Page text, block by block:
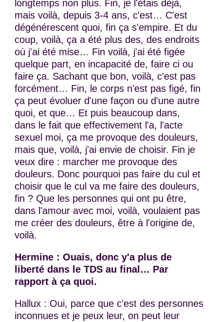
longtemps non plus. Fin, je l'étais déjà,
mais voilà, depuis 3-4 ans, c'est… C'est
dégénérescent quoi, fin ça s'empire. Et du
coup, voilà, ça a été plus des, des endroits
où j'ai été mise… Fin voilà, j'ai été figée
quelque part, en incapacité de, faire ci ou
faire ça. Sachant que bon, voilà, c'est pas
forcément… Fin, le corps n'est pas figé, fin
ça peut évoluer d'une façon ou d'une autre
quoi, et que… Et puis beaucoup dans,
dans le fait que effectivement l'a, l'acte
sexuel moi, ça me provoque des douleurs,
mais que, voilà, j'ai envie de choisir. Fin je
veux dire : marcher me provoque des
douleurs. Donc pourquoi pas faire du cul et
choisir que le cul va me faire des douleurs,
fin ? Que les personnes qui ont pu être,
dans l'amour avec moi, voilà, voulaient pas
me créer des douleurs, être à l'origine de,
voilà.
Hermine : Ouais, donc y'a plus de
liberté dans le TDS au final… Par
rapport à ça quoi.
Hallux : Oui, parce que c'est des personnes
inconnues et je peux leur, on peut leur